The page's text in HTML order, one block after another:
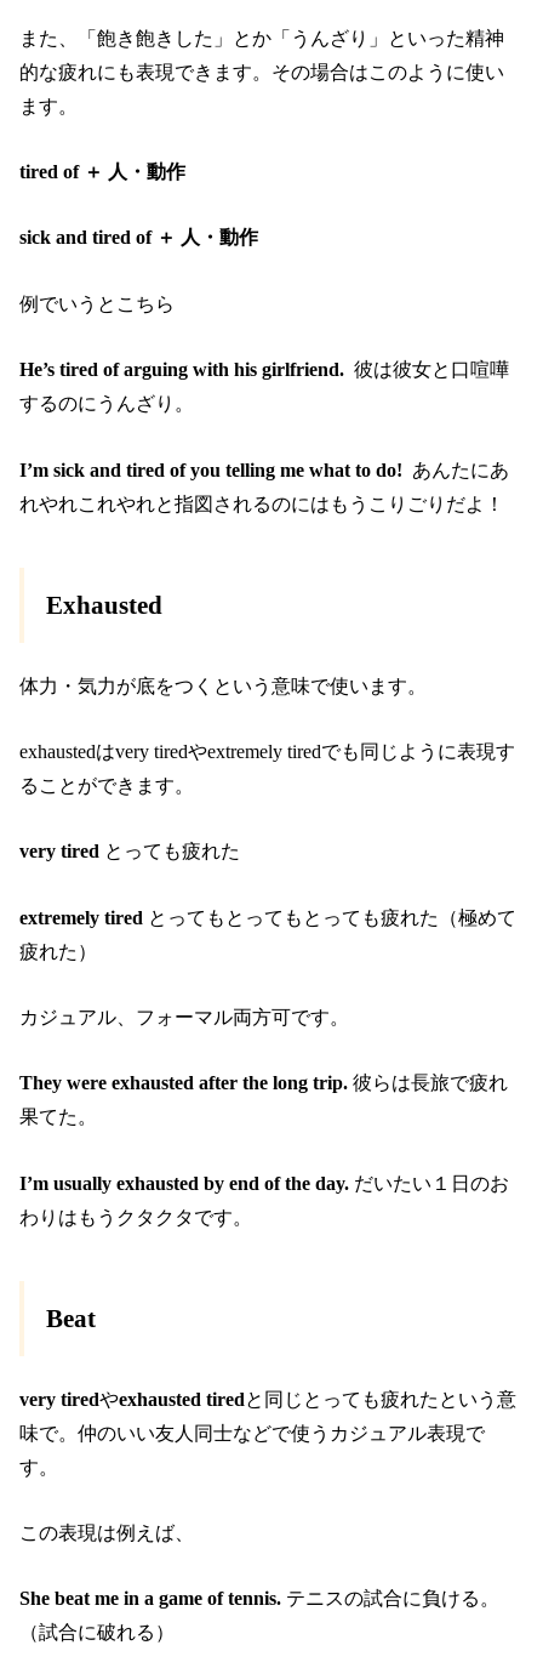
また、「飽き飽きした」とか「うんざり」といった精神
的な疲れにも表現できます。その場合はこのように使い
ます。
tired of ＋ 人・動作
sick and tired of ＋ 人・動作
例でいうとこちら
He’s tired of arguing with his girlfriend. 彼は彼女と口喧嘩
するのにうんざり。
I’m sick and tired of you telling me what to do! あんたにあ
れやれこれやれと指図されるのにはもうこりごりだよ！
Exhausted
体力・気力が底をつくという意味で使います。
exhaustedはvery tiredやextremely tiredでも同じように表現す
ることができます。
very tired とっても疲れた
extremely tired とってもとってもとっても疲れた（極めて
疲れた）
カジュアル、フォーマル両方可です。
They were exhausted after the long trip. 彼らは長旅で疲れ
果てた。
I’m usually exhausted by end of the day. だいたい１日のお
わりはもうクタクタです。
Beat
very tiredやexhausted tiredと同じとっても疲れたという意
味で。仲のいい友人同士などで使うカジュアル表現で
す。
この表現は例えば、
She beat me in a game of tennis. テニスの試合に負ける。
（試合に破れる）